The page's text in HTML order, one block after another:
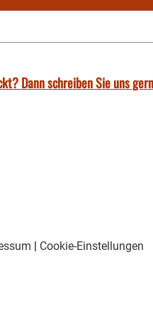
Dann schreiben Sie uns
| Cookie-Einstellungen